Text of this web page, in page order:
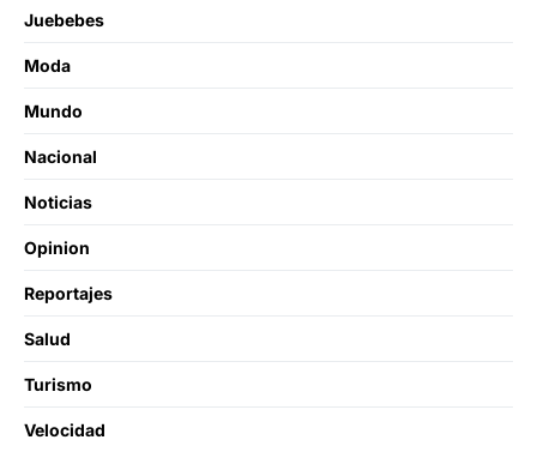
Juebebes
Moda
Mundo
Nacional
Noticias
Opinion
Reportajes
Salud
Turismo
Velocidad